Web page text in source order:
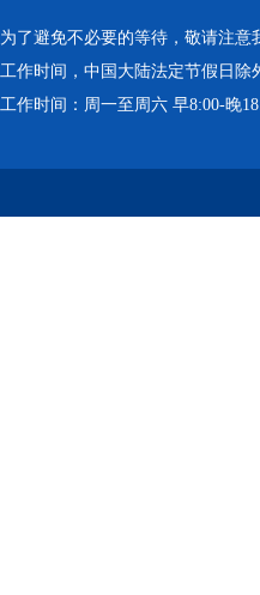
为了避免不必要的等待，敬请注意
工作时间，中国大陆法定节假日除
工作时间：周一至周六 早8:00-晚